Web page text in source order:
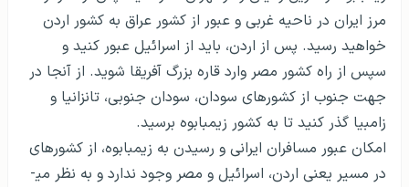
مرز ایران در ناحیه غربی و عبور از کشور عراق به کشور اردن
خواهید رسید. پس از اردن، باید از اسرائیل عبور کنید و
سپس از راه کشور مصر وارد قاره بزرگ آفریقا شوید. از آنجا در
جهت جنوب از کشورهای سودان، سودان جنوبی، تانزانیا و
زامبیا گذر کنید تا به کشور زیمبابوه برسید.
امکان عبور مسافران ایرانی و رسیدن به زیمبابوه، از کشورهای
در مسیر یعنی اردن، اسرائیل و مصر وجود ندارد و به نظر می­